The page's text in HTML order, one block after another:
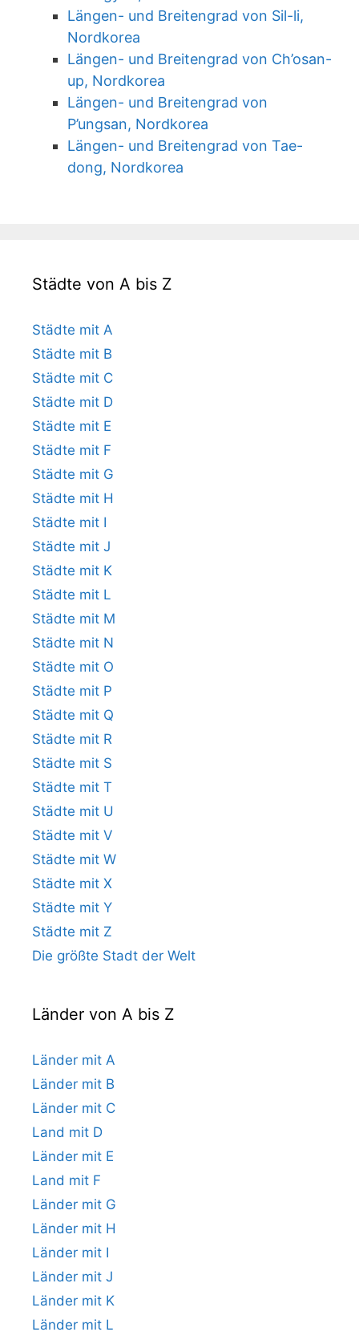
Längen- und Breitengrad von Sil-li,
Nordkorea
Längen- und Breitengrad von Ch’osan-
up, Nordkorea
Längen- und Breitengrad von
P’ungsan, Nordkorea
Längen- und Breitengrad von Tae-
dong, Nordkorea
Städte von A bis Z
Städte mit A
Städte mit B
Städte mit C
Städte mit D
Städte mit E
Städte mit F
Städte mit G
Städte mit H
Städte mit I
Städte mit J
Städte mit K
Städte mit L
Städte mit M
Städte mit N
Städte mit O
Städte mit P
Städte mit Q
Städte mit R
Städte mit S
Städte mit T
Städte mit U
Städte mit V
Städte mit W
Städte mit X
Städte mit Y
Städte mit Z
Die größte Stadt der Welt
Länder von A bis Z
Länder mit A
Länder mit B
Länder mit C
Land mit D
Länder mit E
Land mit F
Länder mit G
Länder mit H
Länder mit I
Länder mit J
Länder mit K
Länder mit L